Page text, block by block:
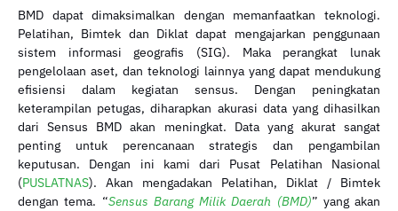
BMD dapat dimaksimalkan dengan memanfaatkan teknologi.
Pelatihan, Bimtek dan Diklat dapat mengajarkan penggunaan
sistem informasi geografis (SIG). Maka perangkat lunak
pengelolaan aset, dan teknologi lainnya yang dapat mendukung
efisiensi dalam kegiatan sensus. Dengan peningkatan
keterampilan petugas, diharapkan akurasi data yang dihasilkan
dari Sensus BMD akan meningkat. Data yang akurat sangat
penting untuk perencanaan strategis dan pengambilan
keputusan. Dengan ini kami dari Pusat Pelatihan Nasional
(PUSLATNAS). Akan mengadakan Pelatihan, Diklat / Bimtek
dengan tema. “Sensus Barang Milik Daerah (BMD)” yang akan